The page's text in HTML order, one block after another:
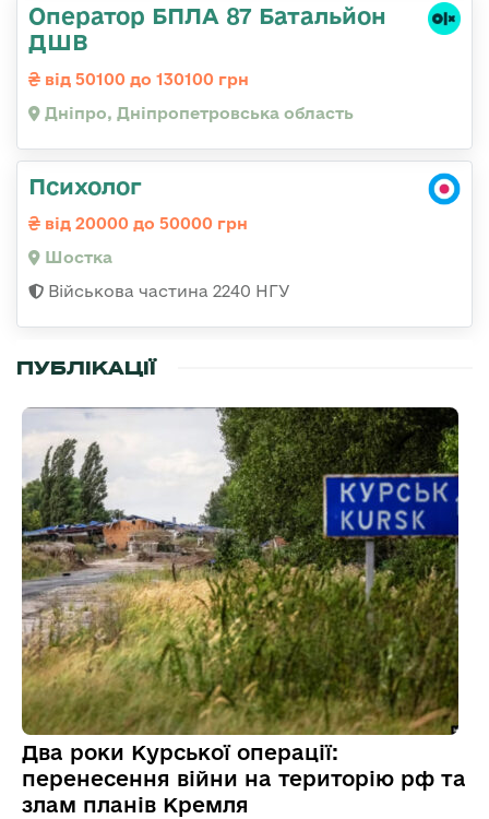
Оператор БПЛА 87 Батальйон
ДШВ
від 50100 до 130100 грн
Дніпро, Дніпропетровська область
Психолог
від 20000 до 50000 грн
Шостка
Військова частина 2240 НГУ
ПУБЛІКАЦІЇ
Два роки Курської операції:
перенесення війни на територію рф та
злам планів Кремля